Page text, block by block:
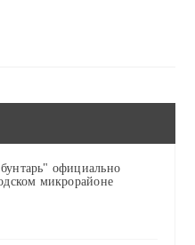
официально
микрорайоне